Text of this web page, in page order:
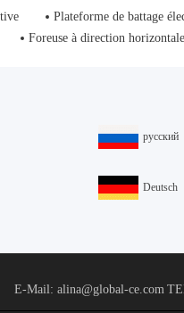
Plateforme de battage
Foreuse à direction horizontale
русский
Deutsch
E-Mail: alina@global-ce.com